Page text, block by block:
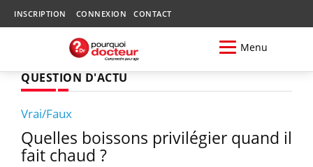
INSCRIPTION CONNEXION CONTACT
Menu
QUESTION D'ACTU
Vrai/Faux
Quelles boissons privilégier quand il
fait chaud ?